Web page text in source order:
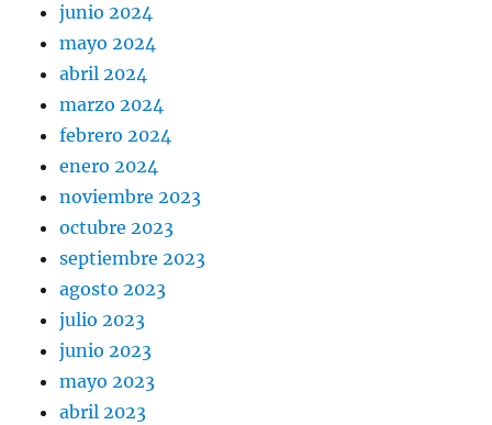
junio 2024
mayo 2024
abril 2024
marzo 2024
febrero 2024
enero 2024
noviembre 2023
octubre 2023
septiembre 2023
agosto 2023
julio 2023
junio 2023
mayo 2023
abril 2023